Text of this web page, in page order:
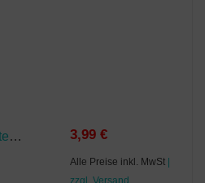
Spiel & Spaß - Kindergarten-Rätselspaß Für Unterwegs 3,99 €
Alle Preise inkl. MwSt |
zzgl. Versand